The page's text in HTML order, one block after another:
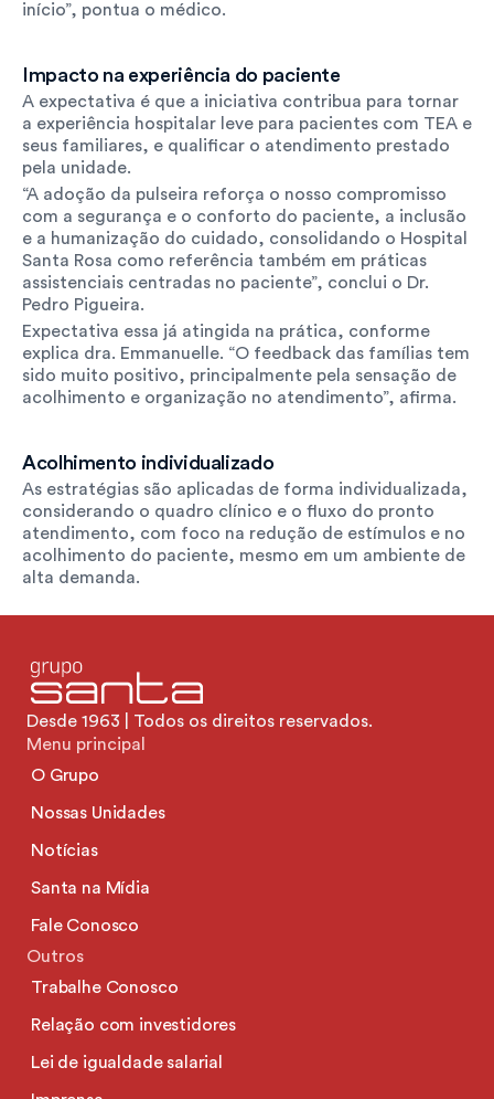
início”, pontua o médico.
Impacto na experiência do paciente
A expectativa é que a iniciativa contribua para tornar
a experiência hospitalar leve para pacientes com TEA e
seus familiares, e qualificar o atendimento prestado
pela unidade.
“A adoção da pulseira reforça o nosso compromisso
com a segurança e o conforto do paciente, a inclusão
e a humanização do cuidado, consolidando o Hospital
Santa Rosa como referência também em práticas
assistenciais centradas no paciente”, conclui o Dr.
Pedro Pigueira.
Expectativa essa já atingida na prática, conforme
explica dra. Emmanuelle. “O feedback das famílias tem
sido muito positivo, principalmente pela sensação de
acolhimento e organização no atendimento”, afirma.
Acolhimento individualizado
As estratégias são aplicadas de forma individualizada,
considerando o quadro clínico e o fluxo do pronto
atendimento, com foco na redução de estímulos e no
acolhimento do paciente, mesmo em um ambiente de
alta demanda.
Desde 1963 | Todos os direitos reservados.
Menu principal
O Grupo
Nossas Unidades
Notícias
Santa na Mídia
Fale Conosco
Outros
Trabalhe Conosco
Relação com investidores
Lei de igualdade salarial